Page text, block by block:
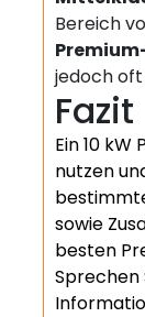
Bereich
jedoch
Fazit
Ein 10
nutzen
sowie
besten
Sprechen